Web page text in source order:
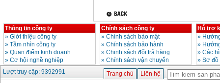
Thông tin công ty
» Giới thiệu công ty
» Tầm nhìn công ty
» Quan điểm kinh doanh
» Cơ hội nghề nghiệp
Chính sách công ty
» Chính sách bảo mật
» Chính sách bảo hành
» Chinh sách đổi trả hàng
» Chính sách vận chuyển
Hỗ trợ
»
»
» Các
» Sơ
Lượt truy cập: 9392991
Trang chủ Liên hệ